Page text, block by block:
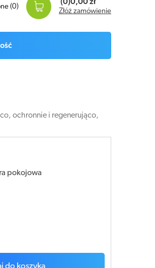
(0)
(0)0,00 zł
Złóż zamówienie
ochronnie i regenerująco,
pokojowa
do koszyka